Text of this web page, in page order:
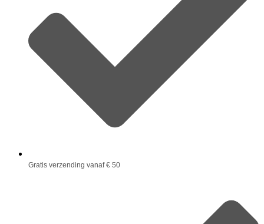
Gratis verzending vanaf € 50